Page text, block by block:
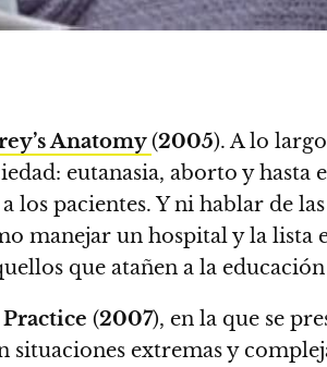
Anatomy(2005). A lo
eutanasia, aborto y
pacientes. Y ni hablar de las
manejar un hospital y la lista
que atañen a la
(2007), en la que se
extremas y